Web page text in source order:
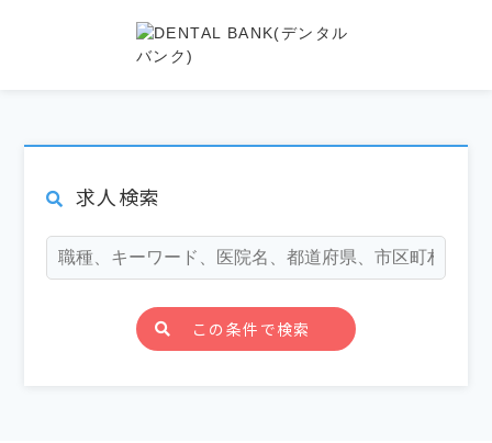
求人検索
この条件で検索